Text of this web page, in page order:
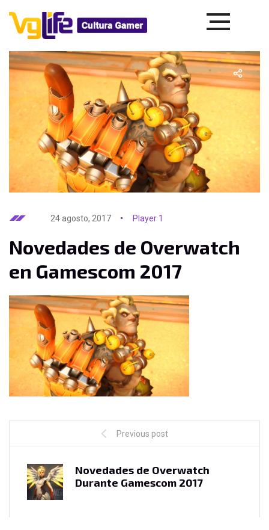
24 agosto, 2017 Player 1
Novedades de Overwatch
en Gamescom 2017
Previous post
Novedades de Overwatch
Durante Gamescom 2017